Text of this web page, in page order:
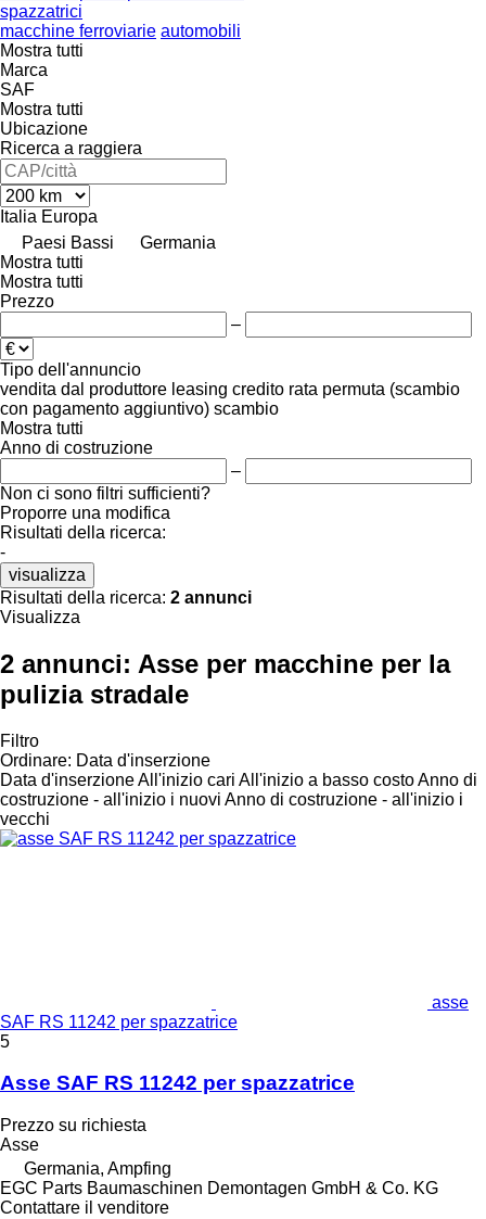
spazzatrici
macchine ferroviarie automobili
Mostra tutti
Marca
SAF
Mostra tutti
Ubicazione
Ricerca a raggiera
Italia Europa
Paesi Bassi
Germania
Mostra tutti
Mostra tutti
Prezzo
–
Tipo dell'annuncio
vendita dal produttore leasing credito rata permuta (scambio
con pagamento aggiuntivo) scambio
Mostra tutti
Anno di costruzione
–
Non ci sono filtri sufficienti?
Proporre una modifica
Risultati della ricerca:
-
visualizza
Risultati della ricerca: 2 annunci
Visualizza
2 annunci: Asse per macchine per la
pulizia stradale
Filtro
Ordinare: Data d'inserzione
Data d'inserzioneAll'inizio cari All'inizio a basso costoAnno di
costruzione - all'inizio i nuovi Anno di costruzione - all'inizio i
vecchi
asse
SAF RS 11242 per spazzatrice
5
Asse SAF RS 11242 per spazzatrice
Prezzo su richiesta
Asse
Germania, Ampfing
EGC Parts Baumaschinen Demontagen GmbH & Co. KG
Contattare il venditore